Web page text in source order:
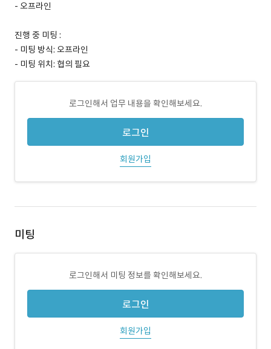
- 오프라인
진행 중 미팅 :
- 미팅 방식: 오프라인
- 미팅 위치: 협의 필요
로그인해서 업무 내용을 확인해보세요.
로그인
회원가입
미팅
로그인해서 미팅 정보를 확인해보세요.
로그인
회원가입